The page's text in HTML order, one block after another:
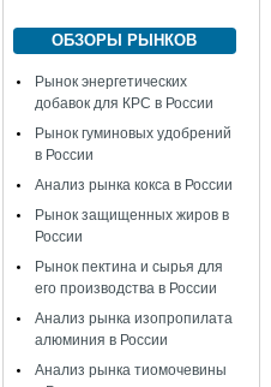
ОБЗОРЫ РЫНКОВ
Рынок энергетических
добавок для КРС в России
Рынок гуминовых удобрений
в России
Анализ рынка кокса в России
Рынок защищенных жиров в
России
Рынок пектина и сырья для
его производства в России
Анализ рынка изопропилата
алюминия в России
Анализ рынка тиомочевины